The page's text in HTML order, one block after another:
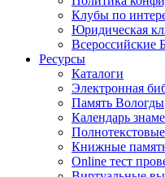
Клубы по
Юридическая
Всероссийские
Ресурсы
Каталоги
Электронная
Память Вологды
Календарь
Книжные
Online тест